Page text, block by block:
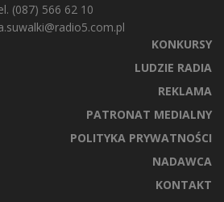
(087) 566 62 10
KONKURSY
LUDZIE RADIA
REKLAMA
PATRONAT MEDIALNY
POLITYKA PRYWATNOŚCI
NADAWCA
KONTAKT